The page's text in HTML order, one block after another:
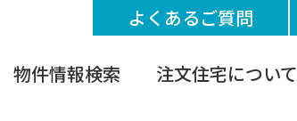
物件情報検索 注文住宅について
よくあるご質問